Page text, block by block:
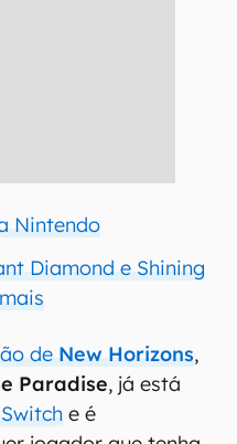
Nintendo
Diamond e Shining
de New Horizons,
Paradise, já está
e é